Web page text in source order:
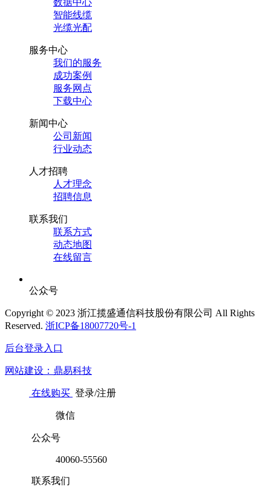
数据中心
智能线缆
光缆光配
服务中心
我们的服务
成功案例
服务网点
下载中心
新闻中心
公司新闻
行业动态
人才招聘
人才理念
招聘信息
联系我们
联系方式
动态地图
在线留言
公众号
Copyright © 2023 浙江揽盛通信科技股份有限公司 All Rights
Reserved. 浙ICP备18007720号-1
后台登录入口
网站建设：鼎易科技
在线购买 登录/注册
微信
公众号
40060-55560
联系我们